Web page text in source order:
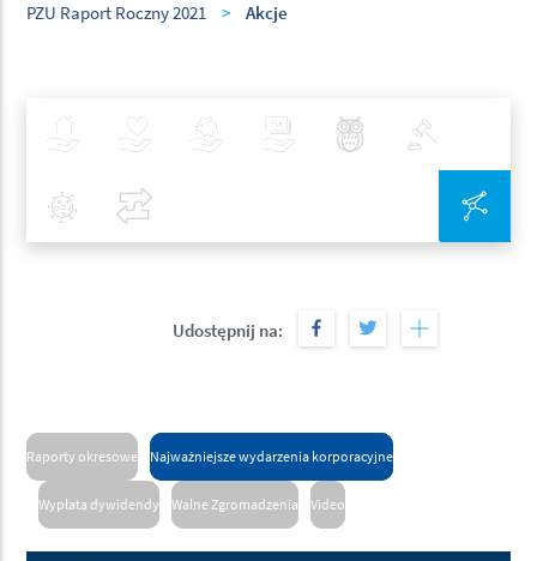
PZU Raport Roczny 2021 > Akcje
Udostępnij na:
Zdrowie Inwestycje Bankowość Najlepsze Praktyki
Covid-19
Raporty okresowe Najważniejsze wydarzenia korporacyjne
Wypłata dywidendy Walne Zgromadzenia Video